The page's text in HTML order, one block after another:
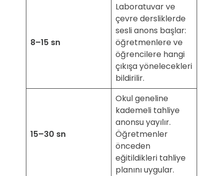
8–15 sn
Laboratuvar ve
çevre dersliklerde
sesli anons başlar:
öğretmenlere ve
öğrencilere hangi
çıkışa yönelecekleri
bildirilir.
15–30 sn
Okul geneline
kademeli tahliye
anonsu yayılır.
Öğretmenler
önceden
eğitildikleri tahliye
planını uygular.